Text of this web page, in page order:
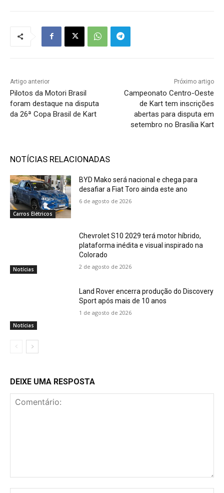
Artigo anterior
Pilotos da Motori Brasil
foram destaque na disputa
da 26ª Copa Brasil de Kart
Próximo artigo
Campeonato Centro-Oeste
de Kart tem inscrições
abertas para disputa em
setembro no Brasília Kart
NOTÍCIAS RELACIONADAS
Carros Elétricos
BYD Mako será nacional e chega para
desafiar a Fiat Toro ainda este ano
6 de agosto de 2026
Notícias
Chevrolet S10 2029 terá motor híbrido,
plataforma inédita e visual inspirado na
Colorado
2 de agosto de 2026
Notícias
Land Rover encerra produção do Discovery
Sport após mais de 10 anos
1 de agosto de 2026
DEIXE UMA RESPOSTA